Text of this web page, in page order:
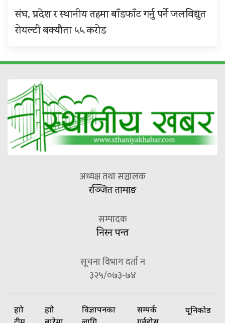
संघ, प्रदेश र स्थानीय तहमा बाँडफाँट गर्नु पर्ने जलविद्युत
रोयल्टी बक्यौता ५५ करोड
अध्यक्ष तथा सञ्चालक
रञ्जित तामाङ
सम्पादक
निरन पन्त
सूचना विभाग दर्ता न
३२५/०७३-७४
हाम्रो
हाम्रो
विज्ञापनका
सम्पर्क
यूनिकोड